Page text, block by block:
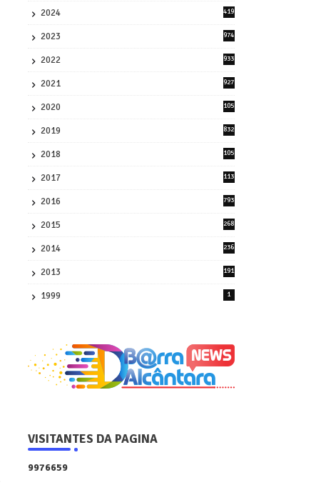
2024
419
2023
974
2022
933
2021
927
2020
105
2019
832
2018
105
2017
113
2016
793
2015
268
2014
236
2013
191
1999 1
VISITANTES DA PAGINA
9976659